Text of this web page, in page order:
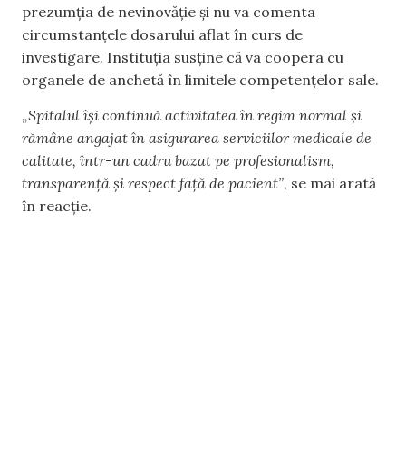
prezumția de nevinovăție și nu va comenta
circumstanțele dosarului aflat în curs de
investigare. Instituția susține că va coopera cu
organele de anchetă în limitele competențelor sale.
„Spitalul își continuă activitatea în regim normal și
rămâne angajat în asigurarea serviciilor medicale de
calitate, într-un cadru bazat pe profesionalism,
transparență și respect față de pacient”, se mai arată
în reacție.